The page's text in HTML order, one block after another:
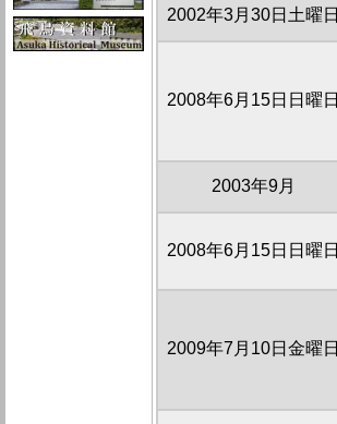
2002年3月30日土曜日
2008年6月15日日曜日
2003年9月
2008年6月15日日曜日
2009年7月10日金曜日